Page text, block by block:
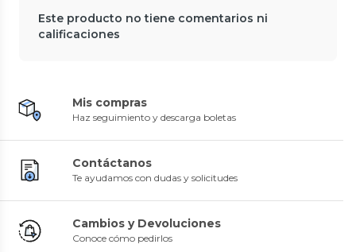
Este producto no tiene comentarios ni
calificaciones
Mis compras
Haz seguimiento y descarga boletas
Contáctanos
Te ayudamos con dudas y solicitudes
Cambios y Devoluciones
Conoce cómo pedirlos